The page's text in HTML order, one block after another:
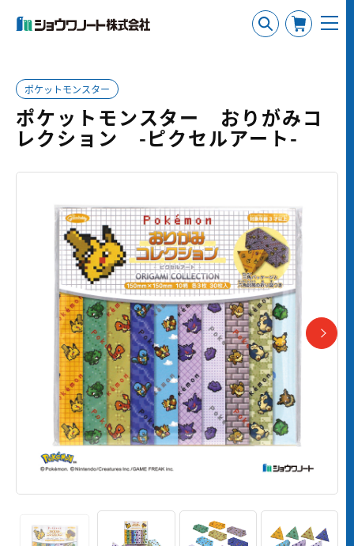
ポケットモンスター
ポケットモンスター おりがみコ
レクション -ピクセルアート-